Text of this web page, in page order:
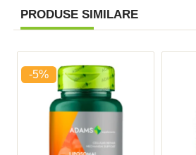
PRODUSE SIMILARE
-5%